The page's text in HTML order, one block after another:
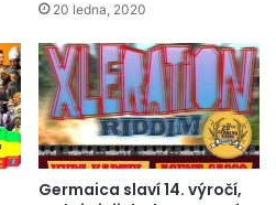
20 ledna, 2020
Germaica slaví 14. výročí,